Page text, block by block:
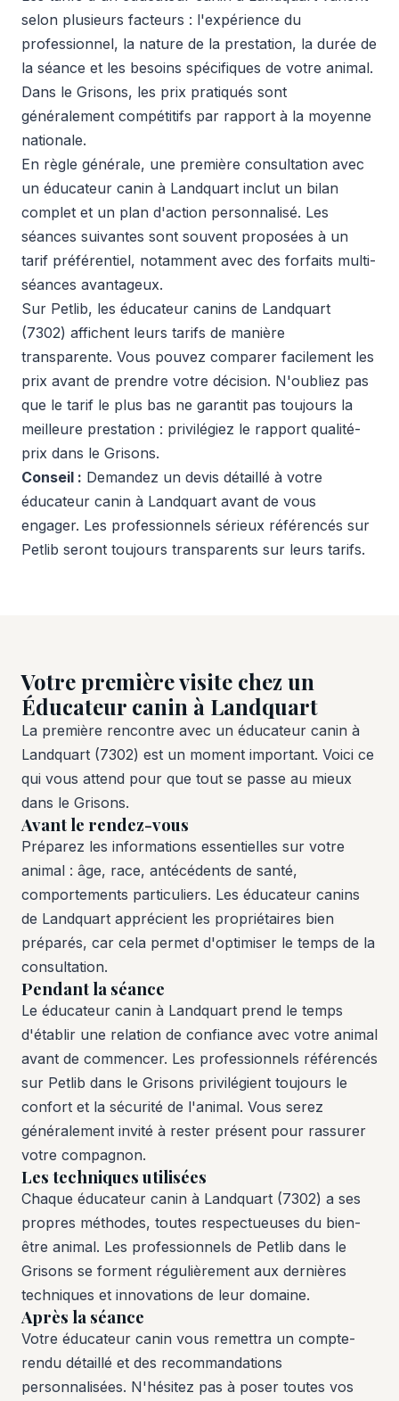
selon plusieurs facteurs : l'expérience du
professionnel, la nature de la prestation, la durée de
la séance et les besoins spécifiques de votre animal.
Dans le Grisons, les prix pratiqués sont
généralement compétitifs par rapport à la moyenne
nationale.
En règle générale, une première consultation avec
un éducateur canin à Landquart inclut un bilan
complet et un plan d'action personnalisé. Les
séances suivantes sont souvent proposées à un
tarif préférentiel, notamment avec des forfaits multi-
séances avantageux.
Sur Petlib, les éducateur canins de Landquart
(7302) affichent leurs tarifs de manière
transparente. Vous pouvez comparer facilement les
prix avant de prendre votre décision. N'oubliez pas
que le tarif le plus bas ne garantit pas toujours la
meilleure prestation : privilégiez le rapport qualité-
prix dans le Grisons.
Conseil : Demandez un devis détaillé à votre
éducateur canin à Landquart avant de vous
engager. Les professionnels sérieux référencés sur
Petlib seront toujours transparents sur leurs tarifs.
Votre première visite chez un
Éducateur canin à Landquart
La première rencontre avec un éducateur canin à
Landquart (7302) est un moment important. Voici ce
qui vous attend pour que tout se passe au mieux
dans le Grisons.
Avant le rendez-vous
Préparez les informations essentielles sur votre
animal : âge, race, antécédents de santé,
comportements particuliers. Les éducateur canins
de Landquart apprécient les propriétaires bien
préparés, car cela permet d'optimiser le temps de la
consultation.
Pendant la séance
Le éducateur canin à Landquart prend le temps
d'établir une relation de confiance avec votre animal
avant de commencer. Les professionnels référencés
sur Petlib dans le Grisons privilégient toujours le
confort et la sécurité de l'animal. Vous serez
généralement invité à rester présent pour rassurer
votre compagnon.
Les techniques utilisées
Chaque éducateur canin à Landquart (7302) a ses
propres méthodes, toutes respectueuses du bien-
être animal. Les professionnels de Petlib dans le
Grisons se forment régulièrement aux dernières
techniques et innovations de leur domaine.
Après la séance
Votre éducateur canin vous remettra un compte-
rendu détaillé et des recommandations
personnalisées. N'hésitez pas à poser toutes vos